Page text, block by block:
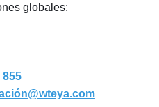
globales:
855